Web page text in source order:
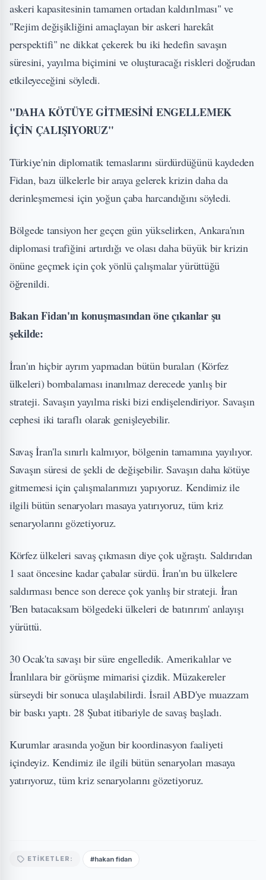
askeri kapasitesinin tamamen ortadan kaldırılması" ve
"Rejim değişikliğini amaçlayan bir askeri harekât
perspektifi" ne dikkat çekerek bu iki hedefin savaşın
süresini, yayılma biçimini ve oluşturacağı riskleri doğrudan
etkileyeceğini söyledi.
"DAHA KÖTÜYE GİTMESİNİ ENGELLEMEK
İÇİN ÇALIŞIYORUZ"
Türkiye'nin diplomatik temaslarını sürdürdüğünü kaydeden
Fidan, bazı ülkelerle bir araya gelerek krizin daha da
derinleşmemesi için yoğun çaba harcandığını söyledi.
Bölgede tansiyon her geçen gün yükselirken, Ankara'nın
diplomasi trafiğini artırdığı ve olası daha büyük bir krizin
önüne geçmek için çok yönlü çalışmalar yürüttüğü
öğrenildi.
Bakan Fidan'ın konuşmasından öne çıkanlar şu
şekilde:
İran'ın hiçbir ayrım yapmadan bütün buraları (Körfez
ülkeleri) bombalaması inanılmaz derecede yanlış bir
strateji. Savaşın yayılma riski bizi endişelendiriyor. Savaşın
cephesi iki taraflı olarak genişleyebilir.
Savaş İran'la sınırlı kalmıyor, bölgenin tamamına yayılıyor.
Savaşın süresi de şekli de değişebilir. Savaşın daha kötüye
gitmemesi için çalışmalarımızı yapıyoruz. Kendimiz ile
ilgili bütün senaryoları masaya yatırıyoruz, tüm kriz
senaryolarını gözetiyoruz.
Körfez ülkeleri savaş çıkmasın diye çok uğraştı. Saldırıdan
1 saat öncesine kadar çabalar sürdü. İran'ın bu ülkelere
saldırması bence son derece çok yanlış bir strateji. İran
'Ben batacaksam bölgedeki ülkeleri de batırırım' anlayışı
yürüttü.
30 Ocak'ta savaşı bir süre engelledik. Amerikalılar ve
İranlılara bir görüşme mimarisi çizdik. Müzakereler
sürseydi bir sonuca ulaşılabilirdi. İsrail ABD'ye muazzam
bir baskı yaptı. 28 Şubat itibariyle de savaş başladı.
Kurumlar arasında yoğun bir koordinasyon faaliyeti
içindeyiz. Kendimiz ile ilgili bütün senaryoları masaya
yatırıyoruz, tüm kriz senaryolarını gözetiyoruz.
ETIKETLER: #hakan fidan